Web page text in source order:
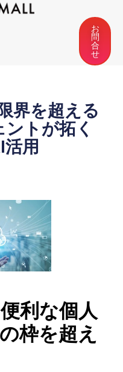
お
問
合
せ
界を超える
トが拓く
用
利な個人
枠を超え